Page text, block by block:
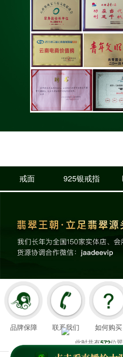
戒面 925银戒指
品牌保障 联系我们 如何购买
此时共有572位
翡翠王朝成立于2008